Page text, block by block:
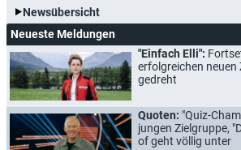
Newsübersicht
Neueste Meldungen
"Einfach Elli":
erfolgreichen neuen
gedreht
Quoten: "Quiz-
jungen Zielgruppe,
of geht völlig unter